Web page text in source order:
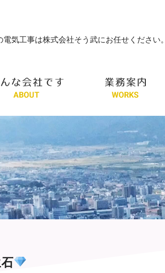
電気工事は株式会社そう武にお任せください。